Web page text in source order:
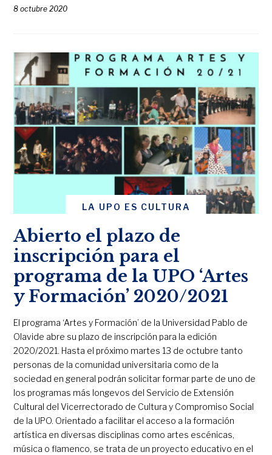
8 octubre 2020
LA UPO ES CULTURA
Abierto el plazo de
inscripción para el
programa de la UPO ‘Artes
y Formación’ 2020/2021
El programa ‘Artes y Formación’ de la Universidad Pablo de
Olavide abre su plazo de inscripción para la edición
2020/2021. Hasta el próximo martes 13 de octubre tanto
personas de la comunidad universitaria como de la
sociedad en general podrán solicitar formar parte de uno de
los programas más longevos del Servicio de Extensión
Cultural del Vicerrectorado de Cultura y Compromiso Social
de la UPO. Orientado a facilitar el acceso a la formación
artística en diversas disciplinas como artes escénicas,
música o flamenco, se trata de un proyecto educativo en el